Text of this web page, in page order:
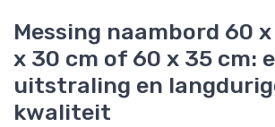
Messing naambord 60
x 30 cm of 60 x 35 cm:
uitstraling en
kwaliteit